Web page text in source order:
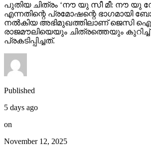
പുതിയ ചിത്രം ‘നൗ യു സീ മീ: നൗ യു
എന്നതിന്റെ പ്രമോഷന്റെ ഭാഗമായി
നല്‍കിയ അഭിമുഖത്തിലാണ് ജെസി
രാജമൗലിയെയും ചിത്രത്തെയും
പ്രകടിപ്പിച്ചത്.
Published
5 days ago
on
November 12, 2025